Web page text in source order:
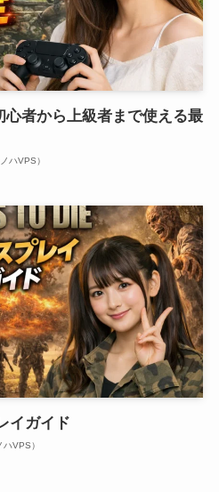
者から上級者まで使える最
ハVPS）
イガイド
VPS）